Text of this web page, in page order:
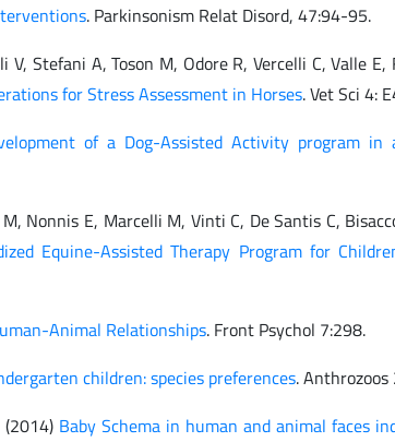
. Parkinsonism Relat Disord, 47:94-95.
Stefani A, Toson M, Odore R, Vercelli C, Valle E,
for Stress Assessment in Horses. Vet Sci 4:
of a Dog-Assisted Activity program in
Nonnis E, Marcelli M, Vinti C, De Santis C,
Equine-Assisted Therapy Program for
Animal Relationships. Front Psychol 7:298.
children: species preferences.
Baby Schema in human and animal faces